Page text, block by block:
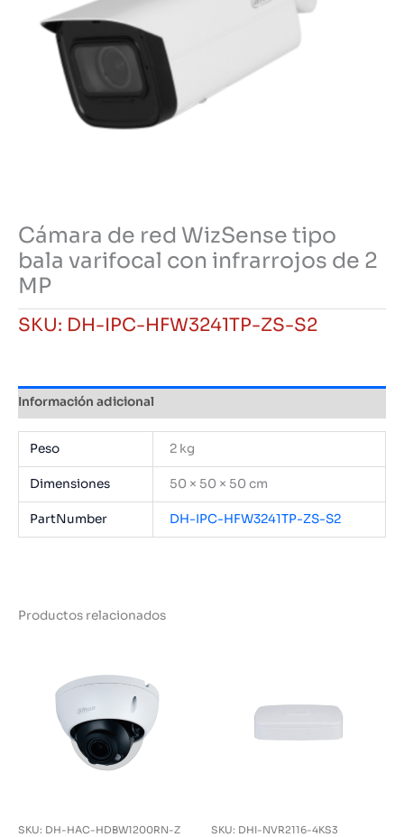
Cámara de red WizSense tipo
bala varifocal con infrarrojos de 2
MP
SKU: DH-IPC-HFW3241TP-ZS-S2
Información adicional
Peso 2 kg
Dimensiones 50 × 50 × 50 cm
PartNumber DH-IPC-HFW3241TP-ZS-S2
Productos relacionados
SKU: DH-HAC-HDBW1200RN-Z SKU: DHI-NVR2116-4KS3